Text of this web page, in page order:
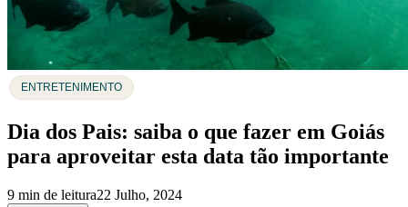
ENTRETENIMENTO
Dia dos Pais: saiba o que fazer em Goiás
para aproveitar esta data tão importante
9 min de leitura22 Julho, 2024